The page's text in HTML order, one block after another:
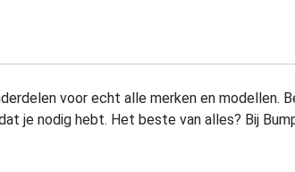
voor echt alle merken en modellen.
je nodig hebt. Het beste van alles? Bij